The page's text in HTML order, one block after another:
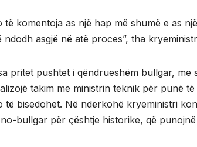
të komentoja as një hap më shumë e as
ndodh asgjë në atë proces”, tha
pritet pushtet i qëndrueshëm bullgar,
takim me ministrin teknik për punë
të bisedohet. Në ndërkohë kryeministri
bullgar për çështje historike, që